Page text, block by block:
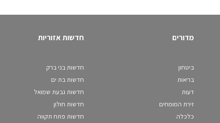
מדורים
ביטחון
בריאות
דעות
זירת המומחים
כלכלה
חדשות אזוריות
חדשות בני ברק
חדשות בת ים
חדשות גבעת שמואל
חדשות חולון
חדשות פתח תקווה